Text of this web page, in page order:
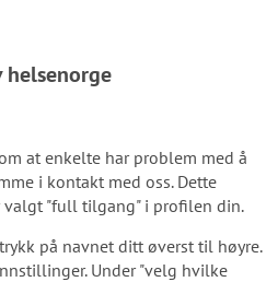
at enkelte har problem med å
i kontakt med oss. Dette
valgt "full tilgang" i profilen din.
på navnet ditt øverst til høyre.
Under "velg hvilke